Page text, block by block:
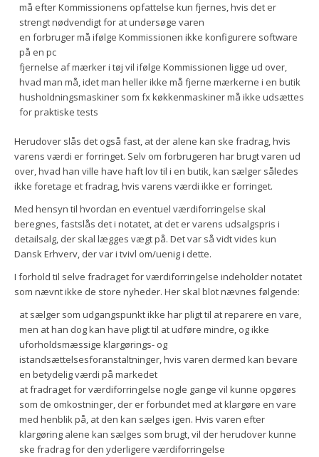
må efter Kommissionens opfattelse kun fjernes, hvis det er
strengt nødvendigt for at undersøge varen
en forbruger må ifølge Kommissionen ikke konfigurere software
på en pc
fjernelse af mærker i tøj vil ifølge Kommissionen ligge ud over,
hvad man må, idet man heller ikke må fjerne mærkerne i en butik
husholdningsmaskiner som fx køkkenmaskiner må ikke udsættes
for praktiske tests
Herudover slås det også fast, at der alene kan ske fradrag, hvis
varens værdi er forringet. Selv om forbrugeren har brugt varen ud
over, hvad han ville have haft lov til i en butik, kan sælger således
ikke foretage et fradrag, hvis varens værdi ikke er forringet.
Med hensyn til hvordan en eventuel værdiforringelse skal
beregnes, fastslås det i notatet, at det er varens udsalgspris i
detailsalg, der skal lægges vægt på. Det var så vidt vides kun
Dansk Erhverv, der var i tvivl om/uenig i dette.
I forhold til selve fradraget for værdiforringelse indeholder notatet
som nævnt ikke de store nyheder. Her skal blot nævnes følgende:
at sælger som udgangspunkt ikke har pligt til at reparere en vare,
men at han dog kan have pligt til at udføre mindre, og ikke
uforholdsmæssige klargørings- og
istandsættelsesforanstaltninger, hvis varen dermed kan bevare
en betydelig værdi på markedet
at fradraget for værdiforringelse nogle gange vil kunne opgøres
som de omkostninger, der er forbundet med at klargøre en vare
med henblik på, at den kan sælges igen. Hvis varen efter
klargøring alene kan sælges som brugt, vil der herudover kunne
ske fradrag for den yderligere værdiforringelse